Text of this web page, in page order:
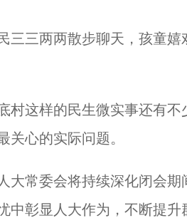
三两两散步聊天，孩童嬉
这样的民生微实事还有不
关心的实际问题。
常委会将持续深化闭会期
中彰显人大作为，不断提